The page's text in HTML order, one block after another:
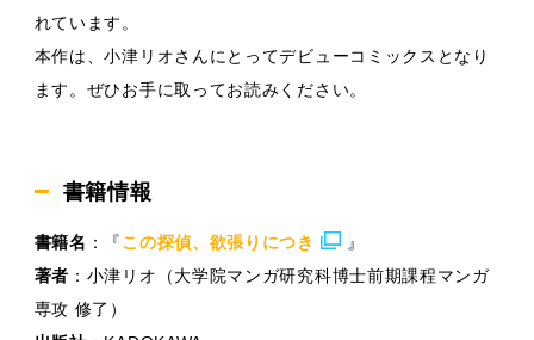
れています。
本作は、小津リオさんにとってデビューコミックスとなり
ます。ぜひお手に取ってお読みください。
書籍情報
書籍名 ：『この探偵、欲張りにつき
』
著者 ：小津リオ（大学院マンガ研究科博士前期課程マンガ
専攻 修了）